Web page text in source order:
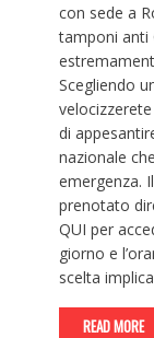
con sede a
tamponi anti
Scegliendo
di
nazionale
emergenza.
prenotato
QUI per
giorno e
scelta
READ MORE